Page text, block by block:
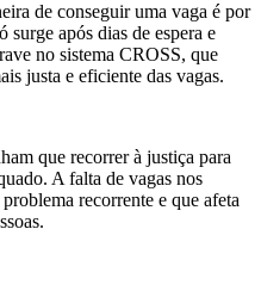
de conseguir uma vaga é por
após dias de espera e
no sistema CROSS, que
justa e eficiente das vagas.
que recorrer à justiça para
A falta de vagas nos
recorrente e que afeta